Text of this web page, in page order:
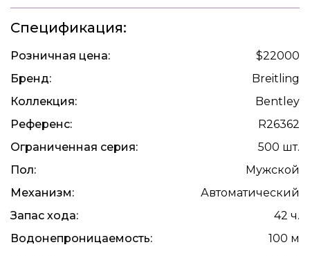
Спецификация:
Розничная цена:
$22000
Бренд:
Breitling
Коллекция:
Bentley
Референс:
R26362
Ограниченная серия:
500 шт.
Пол:
Мужской
Механизм:
Автоматический
Запас хода:
42 ч.
Водонепроницаемость:
100 м